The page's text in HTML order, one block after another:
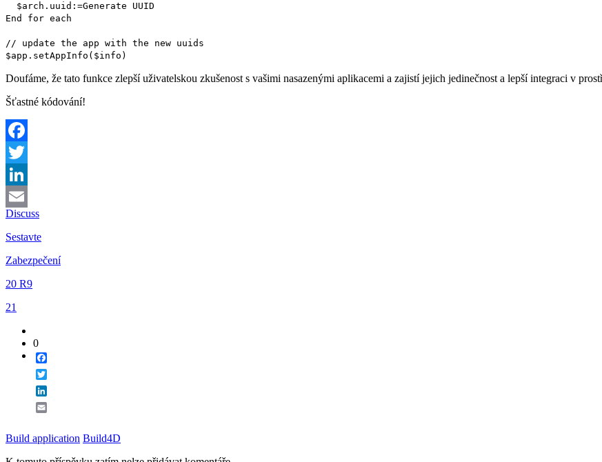
$arch . uuid :=Generate UUID
End for each
// update the app with the new uuids
$app . setAppInfo ( $info )
Doufáme, že tato funkce zlepší uživatelskou zkušenost s vašimi nasazenými aplikacemi a zajistí jejich jedinečnost a lepší integraci v
Šťastné kódování!
Facebook
Twitter
LinkedIn
Email
Discuss
Sestavte
Zabezpečení
20 R9
21
0
Build application Build4D